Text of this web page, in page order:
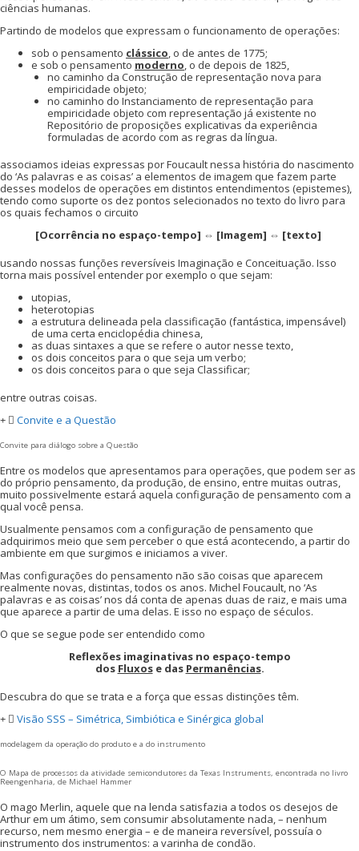
ciências humanas.
Partindo de modelos que expressam o funcionamento de operações:
sob o pensamento clássico , o de antes de 1775;
e sob o pensamento moderno , o de depois de 1825,
no caminho da Construção de representação nova para
empiricidade objeto;
no caminho do Instanciamento de representação para
empiricidade objeto com representação já existente no
Repositório de proposições explicativas da experiência
formuladas de acordo com as regras da língua.
associamos ideias expressas por Foucault nessa história do nascimento
do ‘As palavras e as coisas’ a elementos de imagem que fazem parte
desses modelos de operações em distintos entendimentos (epistemes),
tendo como suporte os dez pontos selecionados no texto do livro para
os quais fechamos o circuito
[Ocorrência no espaço-tempo] ⇔ [Imagem] ⇔ [texto]
usando nossas funções reversíveis Imaginação e Conceituação. Isso
torna mais possível entender por exemplo o que sejam:
utopias,
heterotopias
a estrutura delineada pela classificação (fantástica, impensável)
de uma certa enciclopédia chinesa,
as duas sintaxes a que se refere o autor nesse texto,
os dois conceitos para o que seja um verbo;
os dois conceitos para o que seja Classificar;
entre outras coisas.
Convite e a Questão
Convite para diálogo sobre a Questão
Entre os modelos que apresentamos para operações, que podem ser as
do próprio pensamento, da produção, de ensino, entre muitas outras,
muito possivelmente estará aquela configuração de pensamento com a
qual você pensa.
Usualmente pensamos com a configuração de pensamento que
adquirimos meio que sem perceber o que está acontecendo, a partir do
ambiente em que surgimos e iniciamos a viver.
Mas configurações do pensamento não são coisas que aparecem
realmente novas, distintas, todos os anos. Michel Foucault, no ‘As
palavras e as coisas’ nos dá conta de apenas duas de raiz, e mais uma
que aparece a partir de uma delas. E isso no espaço de séculos.
O que se segue pode ser entendido como
Reflexões imaginativas no espaço-tempo
dos Fluxose das Permanências.
Descubra do que se trata e a força que essas distinções têm.
Visão SSS – Simétrica, Simbiótica e Sinérgica global
modelagem da operação do produto e a do instrumento
O Mapa de processos da atividade semicondutores da Texas Instruments, encontrada no livro
Reengenharia, de Michael Hammer
O mago Merlin, aquele que na lenda satisfazia a todos os desejos de
Arthur em um átimo, sem consumir absolutamente nada, – nenhum
recurso, nem mesmo energia – e de maneira reversível, possuía o
instrumento dos instrumentos: a varinha de condão.